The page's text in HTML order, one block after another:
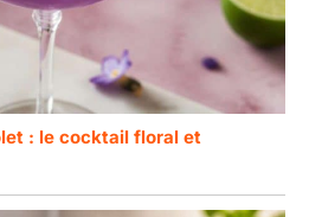
: le cocktail floral et